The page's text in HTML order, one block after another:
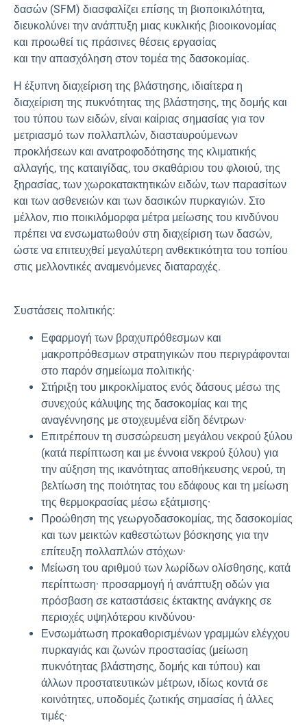
δασών (SFM) διασφαλίζει επίσης τη βιοποικιλότητα,
διευκολύνει την ανάπτυξη μιας κυκλικής βιοοικονομίας
και προωθεί τις πράσινες θέσεις εργασίας
και την απασχόληση στον τομέα της δασοκομίας.
Η έξυπνη διαχείριση της βλάστησης, ιδιαίτερα η
διαχείριση της πυκνότητας της βλάστησης, της δομής και
του τύπου των ειδών, είναι καίριας σημασίας για τον
μετριασμό των πολλαπλών, διασταυρούμενων
προκλήσεων και ανατροφοδότησης της κλιματικής
αλλαγής, της καταιγίδας, του σκαθάριου του φλοιού, της
ξηρασίας, των χωροκατακτητικών ειδών, των παρασίτων
και των ασθενειών και των δασικών πυρκαγιών. Στο
μέλλον, πιο ποικιλόμορφα μέτρα μείωσης του κινδύνου
πρέπει να ενσωματωθούν στη διαχείριση των δασών,
ώστε να επιτευχθεί μεγαλύτερη ανθεκτικότητα του τοπίου
στις μελλοντικές αναμενόμενες διαταραχές.
Συστάσεις πολιτικής:
Εφαρμογή των βραχυπρόθεσμων και
μακροπρόθεσμων στρατηγικών που περιγράφονται
στο παρόν σημείωμα πολιτικής·
Στήριξη του μικροκλίματος ενός δάσους μέσω της
συνεχούς κάλυψης της δασοκομίας και της
αναγέννησης με στοχευμένα είδη δέντρων·
Επιτρέπουν τη συσσώρευση μεγάλου νεκρού ξύλου
(κατά περίπτωση και με έννοια νεκρού ξύλου) για
την αύξηση της ικανότητας αποθήκευσης νερού, τη
βελτίωση της ποιότητας του εδάφους και τη μείωση
της θερμοκρασίας μέσω εξάτμισης·
Προώθηση της γεωργοδασοκομίας, της δασοκομίας
και των μεικτών καθεστώτων βόσκησης για την
επίτευξη πολλαπλών στόχων·
Μείωση του αριθμού των λωρίδων ολίσθησης, κατά
περίπτωση· προσαρμογή ή ανάπτυξη οδών για
πρόσβαση σε καταστάσεις έκτακτης ανάγκης σε
περιοχές υψηλότερου κινδύνου·
Ενσωμάτωση προκαθορισμένων γραμμών ελέγχου
πυρκαγιάς και ζωνών προστασίας (μείωση
πυκνότητας βλάστησης, δομής και τύπου) και
άλλων προστατευτικών μέτρων, ιδίως κοντά σε
κοινότητες, υποδομές ζωτικής σημασίας ή άλλες
τιμές·